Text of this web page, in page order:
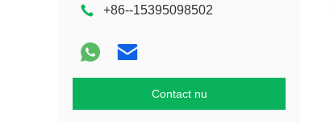
+86--15395098502
Contact nu